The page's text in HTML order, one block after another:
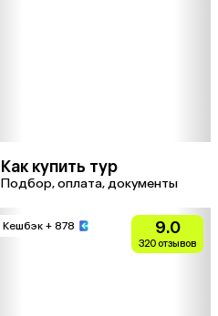
Как купить тур
Подбор, оплата, документы
Кешбэк + 878 9.0
320 отзывов